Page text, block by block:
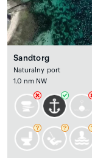
Sandtorg
Naturalny port
1.0 nm NW